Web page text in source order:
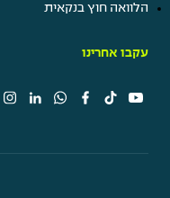
הלוואה חוץ בנקאית
עקבו אחרינו